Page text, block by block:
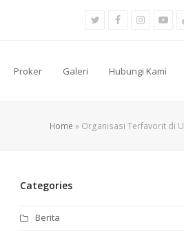
TwitterFacebook
Proker Galeri Hubungi Kami
Home » Organisasi Terfavorit di
Categories
Berita